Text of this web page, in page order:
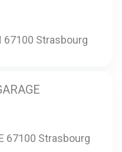
67100 Strasbourg
67100 Strasbourg